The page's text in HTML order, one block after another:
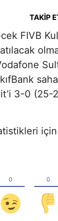
TAKİP
FIVB
3-0
için